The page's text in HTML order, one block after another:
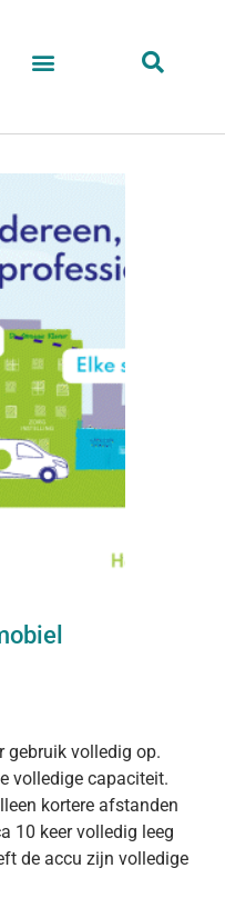
gebruik volledig op.
volledige capaciteit.
kortere afstanden
10 keer volledig leeg
de accu zijn volledige